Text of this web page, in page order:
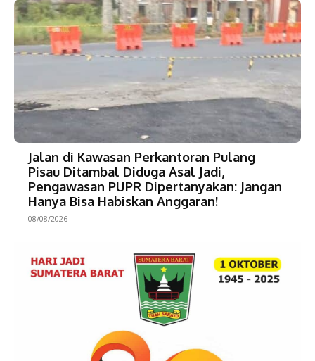
Jalan di Kawasan Perkantoran Pulang
Pisau Ditambal Diduga Asal Jadi,
Pengawasan PUPR Dipertanyakan: Jangan
Hanya Bisa Habiskan Anggaran!
08/08/2026